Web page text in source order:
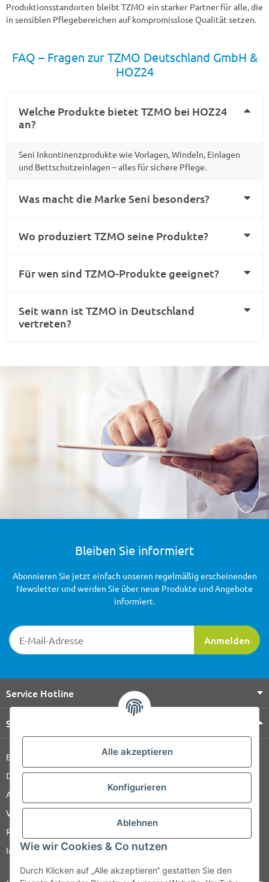
Alle akzeptieren
Konfigurieren
Ablehnen
Wie wir Cookies & Co nutzen
Durch Klicken auf „Alle akzeptieren“ gestatten Sie den
Produktionsstandorten bleibt TZMO ein starker Partner für alle, die
in sensiblen Pflegebereichen auf kompromisslose Qualität setzen.
FAQ – Fragen zur TZMO Deutschland GmbH &
HOZ24
Welche Produkte bietet TZMO bei HOZ24
an?
Seni Inkontinenzprodukte wie Vorlagen, Windeln, Einlagen
und Bettschutzeinlagen – alles für sichere Pflege.
Was macht die Marke Seni besonders?
Wo produziert TZMO seine Produkte?
Für wen sind TZMO-Produkte geeignet?
Seit wann ist TZMO in Deutschland
vertreten?
Bleiben Sie informiert
Newsletter-Registrierung
Anmelden
Abonnieren Sie jetzt einfach unseren regelmäßig erscheinenden
Newsletter und werden Sie über neue Produkte und Angebote
informiert.
Service Hotline
Shop Service
Barrierefreiheitserklärung
Datenschutz
AGB
Versandinformationen
Retour
Impressum